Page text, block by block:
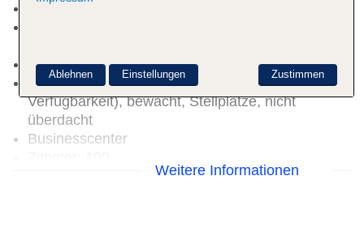
Concierge Service, Gepäckservice
Haustiere nicht erlaubt
Parkmöglichkeiten: Parkplatz (nach
Verfügbarkeit), bewacht, Stellplätze, nicht
überdacht
Businesscenter
Landeskategorie: 5 SterneWeitere Informationen
Zustimmen
Ablehnen Einstellungen